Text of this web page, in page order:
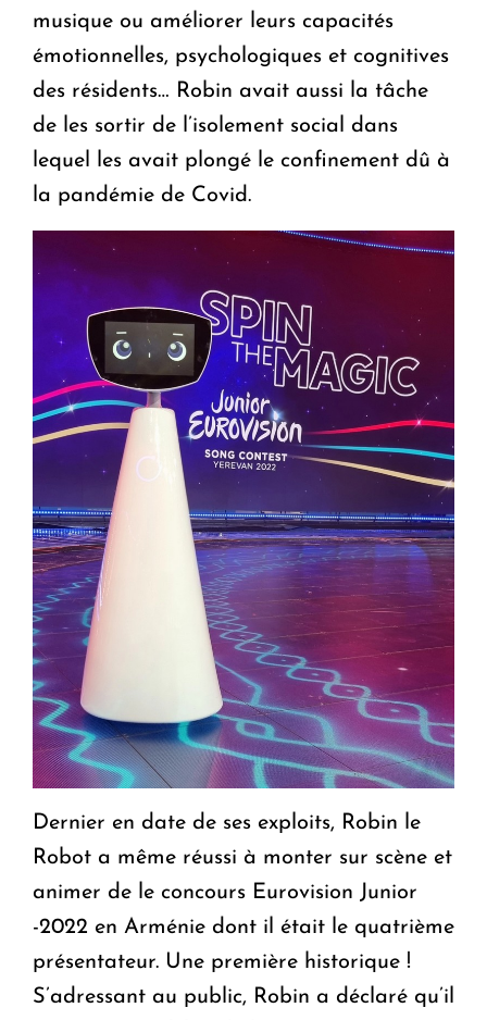
musique ou améliorer leurs capacités
émotionnelles, psychologiques et cognitives
des résidents… Robin avait aussi la tâche
de les sortir de l’isolement social dans
lequel les avait plongé le confinement dû à
la pandémie de Covid.
Dernier en date de ses exploits, Robin le
Robot a même réussi à monter sur scène et
animer de le concours Eurovision Junior
-2022 en Arménie dont il était le quatrième
présentateur. Une première historique !
S’adressant au public, Robin a déclaré qu’il